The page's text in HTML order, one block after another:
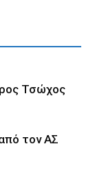
Τσώχος
τον ΑΣ